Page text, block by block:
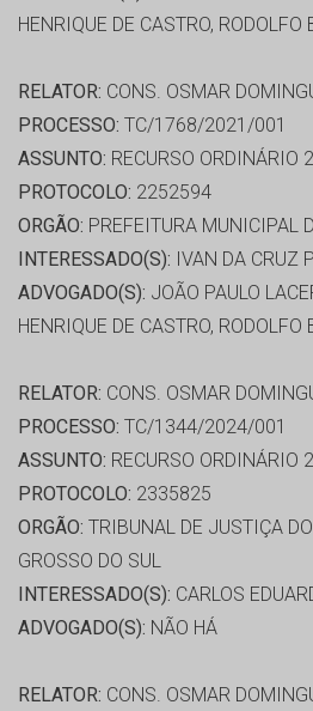
HENRIQUE DE CASTRO,
RELATOR: CONS. OSMAR
PROCESSO: TC/1768/2021/001
ASSUNTO: RECURSO ORDINÁRIO
PROTOCOLO: 2252594
ORGÃO: PREFEITURA MUNICIPAL
INTERESSADO(S): IVAN DA CRUZ
ADVOGADO(S): JOÃO PAULO
HENRIQUE DE CASTRO,
RELATOR: CONS. OSMAR
PROCESSO: TC/1344/2024/001
ASSUNTO: RECURSO ORDINÁRIO
PROTOCOLO: 2335825
ORGÃO: TRIBUNAL DE JUSTIÇA
GROSSO DO SUL
INTERESSADO(S): CARLOS
ADVOGADO(S): NÃO HÁ
RELATOR: CONS. OSMAR